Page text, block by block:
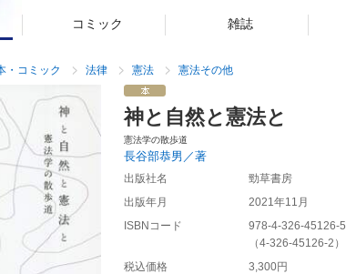
コミック 雑誌
・コミック 法律 憲法 憲法その他
神と自然と憲法と
憲法学の散歩道
長谷部恭男／著
出版社名
勁草書房
出版年月
2021年11月
ISBNコード
978-4-326-45126-5
（4-326-45126-2 ）
税込価格
3,300円